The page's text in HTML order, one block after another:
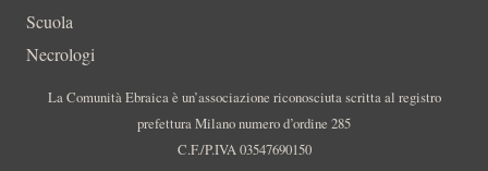
Scuola
Necrologi
La Comunità Ebraica è un’associazione riconosciuta scritta al registro
prefettura Milano numero d’ordine 285
C.F./P.IVA 03547690150